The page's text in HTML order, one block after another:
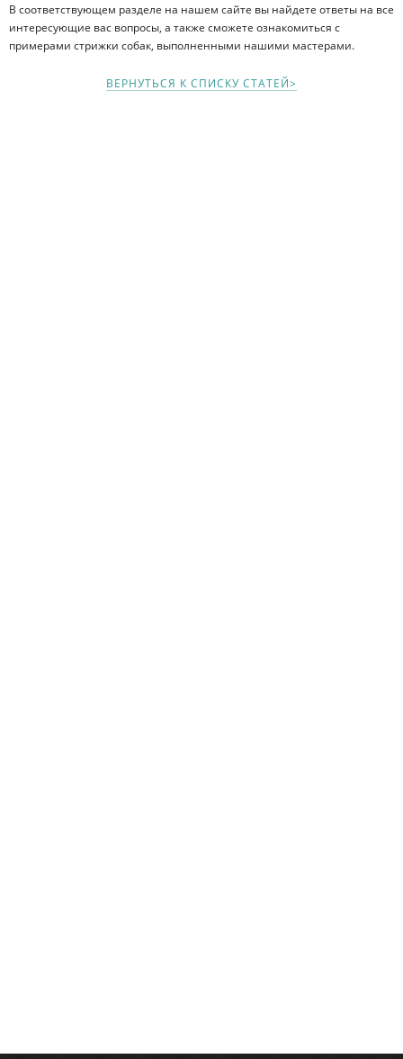
В соответствующем разделе на нашем сайте вы найдете ответы на все
интересующие вас вопросы, а также сможете ознакомиться с
примерами стрижки собак, выполненными нашими мастерами.
ВЕРНУТЬСЯ К СПИСКУ СТАТЕЙ